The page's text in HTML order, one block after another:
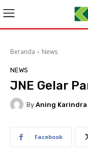
Beranda News
NEWS
JNE Gelar
By Aning Karindra
Facebook